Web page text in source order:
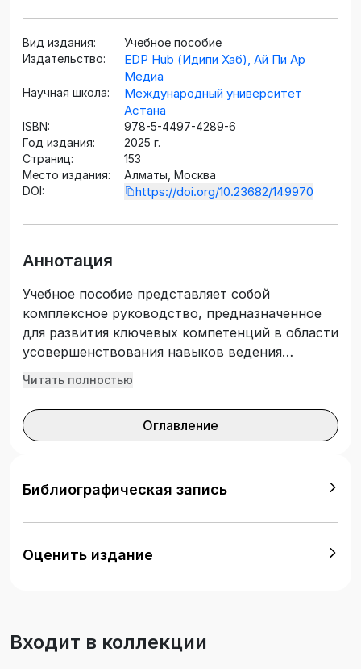
Вид издания:
Учебное пособие
Издательство:
EDP Hub (Идипи Хаб), Ай Пи Ар
Медиа
Научная школа:
Международный университет
Астана
ISBN:
978-5-4497-4289-6
Год издания:
2025 г.
Страниц:
153
Место издания:
Алматы, Москва
DOI:
https://doi.org/10.23682/149970
Аннотация
Учебное пособие представляет собой
комплексное руководство, предназначенное
для развития ключевых компетенций в области
усовершенствования навыков ведения
переговоров и урегулирования конфликтов.
управления конфликтами обусловлена их
значимостью в профессиональной и личной
профессиональных коммуникативных
контексте “Слышащего государства”». Цели и
задачи книги включают формирование у
студентов теоретических знаний и
Учебное пособие может быть использовано
Читать полностью
Оглавление
Библиографическая запись
Оценить издание
Входит в коллекции